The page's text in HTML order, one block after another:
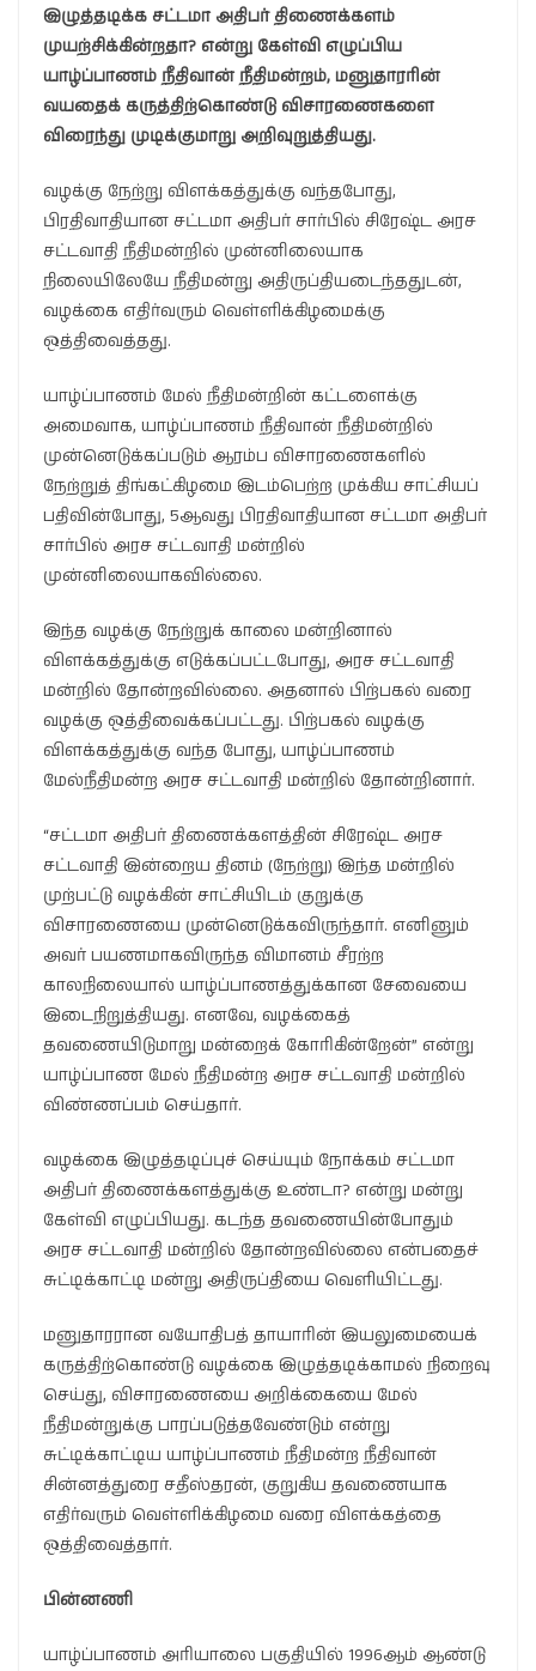
இழுத்தடிக்க சட்டமா அதிபர் திணைக்களம்
முயற்சிக்கின்றதா? என்று கேள்வி எழுப்பிய
யாழ்ப்பாணம் நீதிவான் நீதிமன்றம், மனுதாரரின்
வயதைக் கருத்திற்கொண்டு விசாரணைகளை
விரைந்து முடிக்குமாறு அறிவுறுத்தியது.
வழக்கு நேற்று விளக்கத்துக்கு வந்தபோது,
பிரதிவாதியான சட்டமா அதிபர் சார்பில் சிரேஷ்ட அரச
சட்டவாதி நீதிமன்றில் முன்னிலையாக
நிலையிலேயே நீதிமன்று அதிருப்தியடைந்ததுடன்,
வழக்கை எதிர்வரும் வெள்ளிக்கிழமைக்கு
ஒத்திவைத்தது.
யாழ்ப்பாணம் மேல் நீதிமன்றின் கட்டளைக்கு
அமைவாக, யாழ்ப்பாணம் நீதிவான் நீதிமன்றில்
முன்னெடுக்கப்படும் ஆரம்ப விசாரணைகளில்
நேற்றுத் திங்கட்கிழமை இடம்பெற்ற முக்கிய சாட்சியப்
பதிவின்போது, 5ஆவது பிரதிவாதியான சட்டமா அதிபர்
சார்பில் அரச சட்டவாதி மன்றில்
முன்னிலையாகவில்லை.
இந்த வழக்கு நேற்றுக் காலை மன்றினால்
விளக்கத்துக்கு எடுக்கப்பட்டபோது, அரச சட்டவாதி
மன்றில் தோன்றவில்லை. அதனால் பிற்பகல் வரை
வழக்கு ஒத்திவைக்கப்பட்டது. பிற்பகல் வழக்கு
விளக்கத்துக்கு வந்த போது, யாழ்ப்பாணம்
மேல்நீதிமன்ற அரச சட்டவாதி மன்றில் தோன்றினார்.
“சட்டமா அதிபர் திணைக்களத்தின் சிரேஷ்ட அரச
சட்டவாதி இன்றைய தினம் (நேற்று) இந்த மன்றில்
முற்பட்டு வழக்கின் சாட்சியிடம் குறுக்கு
விசாரணையை முன்னெடுக்கவிருந்தார். எனினும்
அவர் பயணமாகவிருந்த விமானம் சீரற்ற
காலநிலையால் யாழ்ப்பாணத்துக்கான சேவையை
இடைநிறுத்தியது. எனவே, வழக்கைத்
தவணையிடுமாறு மன்றைக் கோரிகின்றேன்” என்று
யாழ்ப்பாண மேல் நீதிமன்ற அரச சட்டவாதி மன்றில்
விண்ணப்பம் செய்தார்.
வழக்கை இழுத்தடிப்புச் செய்யும் நோக்கம் சட்டமா
அதிபர் திணைக்களத்துக்கு உண்டா? என்று மன்று
கேள்வி எழுப்பியது. கடந்த தவணையின்போதும்
அரச சட்டவாதி மன்றில் தோன்றவில்லை என்பதைச்
சுட்டிக்காட்டி மன்று அதிருப்தியை வெளியிட்டது.
மனுதாரரான வயோதிபத் தாயாரின் இயலுமையைக்
கருத்திற்கொண்டு வழக்கை இழுத்தடிக்காமல் நிறைவு
செய்து, விசாரணையை அறிக்கையை மேல்
நீதிமன்றுக்கு பாரப்படுத்தவேண்டும் என்று
சுட்டிக்காட்டிய யாழ்ப்பாணம் நீதிமன்ற நீதிவான்
சின்னத்துரை சதீஸ்தரன், குறுகிய தவணையாக
எதிர்வரும் வெள்ளிக்கிழமை வரை விளக்கத்தை
ஒத்திவைத்தார்.
பின்னணி
யாழ்ப்பாணம் அரியாலை பகுதியில் 1996ஆம் ஆண்டு